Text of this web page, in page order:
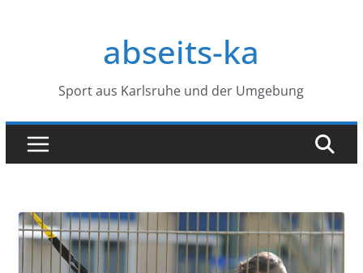
abseits-ka
Sport aus Karlsruhe und der Umgebung